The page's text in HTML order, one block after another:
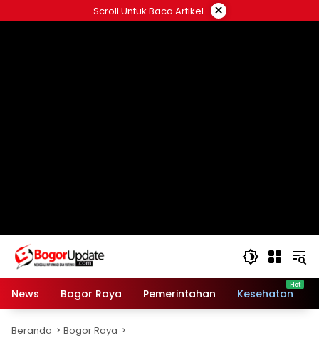
ke
Scroll Untuk Baca Artikel ×
News Bogor Raya Pemerintahan Kesehatan
Beranda Bogor Raya